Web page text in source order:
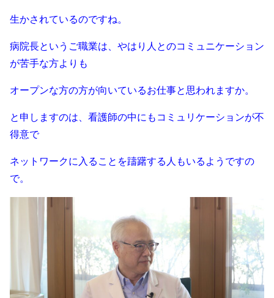
生かされているのですね。
病院長というご職業は、やはり人とのコミュニケーション
が苦手な方よりも
オープンな方の方が向いているお仕事と思われますか。
と申しますのは、看護師の中にもコミュリケーションが不
得意で
ネットワークに入ることを躊躇する人もいるようですの
で。